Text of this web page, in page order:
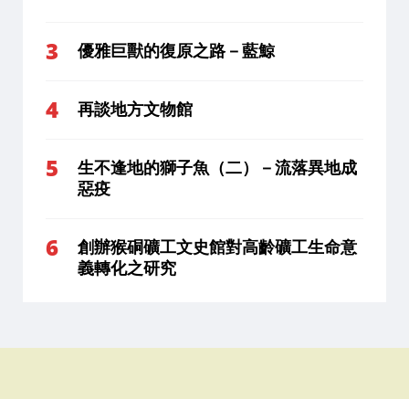
優雅巨獸的復原之路－藍鯨
再談地方文物館
生不逢地的獅子魚（二）－流落異地成
惡疫
創辦猴硐礦工文史館對高齡礦工生命意
義轉化之研究